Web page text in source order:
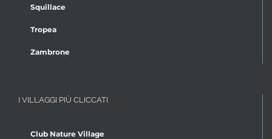
Squillace
Tropea
Zambrone
I VILLAGGI PIÙ CLICCATI
Club Nature Village